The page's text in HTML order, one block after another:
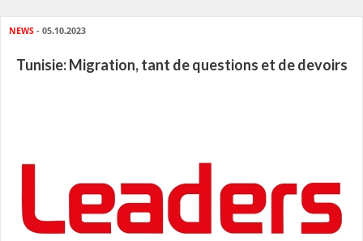
NEWS - 05.10.2023
Tunisie: Migration, tant de questions et de devoirs